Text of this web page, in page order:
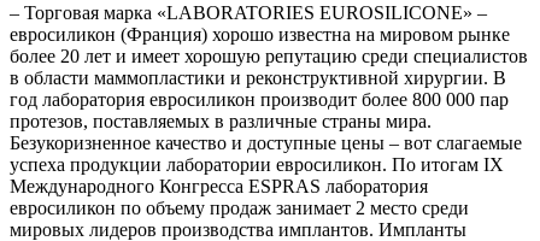
– Торговая марка «LABORATORIES EUROSILICONE» –
евросиликон (Франция) хорошо известна на мировом рынке
более 20 лет и имеет хорошую репутацию среди специалистов
в области маммопластики и реконструктивной хирургии. В
год лаборатория евросиликон производит более 800 000 пар
протезов, поставляемых в различные страны мира.
Безукоризненное качество и доступные цены – вот слагаемые
успеха продукции лаборатории евросиликон. По итогам IX
Международного Конгресса ESPRAS лаборатория
евросиликон по объему продаж занимает 2 место среди
мировых лидеров производства имплантов. Импланты